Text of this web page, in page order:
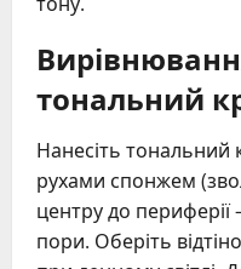
тональний
Нанесіть
рухами спонжем
центру до
пори. Оберіть